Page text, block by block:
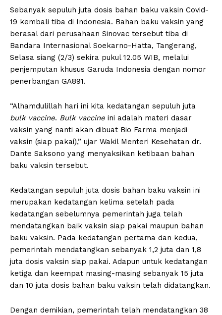
Sebanyak sepuluh juta dosis bahan baku vaksin Covid-
19 kembali tiba di Indonesia. Bahan baku vaksin yang
berasal dari perusahaan Sinovac tersebut tiba di
Bandara Internasional Soekarno-Hatta, Tangerang,
Selasa siang (2/3) sekira pukul 12.05 WIB, melalui
penjemputan khusus Garuda Indonesia dengan nomor
penerbangan GA891.
“Alhamdulillah hari ini kita kedatangan sepuluh juta
bulk vaccine. Bulk vaccine ini adalah materi dasar
vaksin yang nanti akan dibuat Bio Farma menjadi
vaksin (siap pakai),” ujar Wakil Menteri Kesehatan dr.
Dante Saksono yang menyaksikan ketibaan bahan
baku vaksin tersebut.
Kedatangan sepuluh juta dosis bahan baku vaksin ini
merupakan kedatangan kelima setelah pada
kedatangan sebelumnya pemerintah juga telah
mendatangkan baik vaksin siap pakai maupun bahan
baku vaksin. Pada kedatangan pertama dan kedua,
pemerintah mendatangkan sebanyak 1,2 juta dan 1,8
juta dosis vaksin siap pakai. Adapun untuk kedatangan
ketiga dan keempat masing-masing sebanyak 15 juta
dan 10 juta dosis bahan baku vaksin telah didatangkan.
Dengan demikian, pemerintah telah mendatangkan 38